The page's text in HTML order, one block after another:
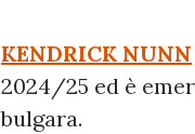
KENDRICK NUNN
2024/25 ed è
bulgara.